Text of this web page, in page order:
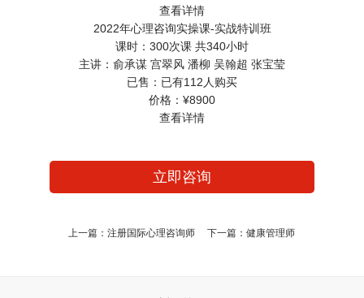
查看详情
2022年心理咨询实操课-实战特训班
课时： 300次课 共340小时
主讲： 俞承谋 宫翠风 潘柳 吴翰超 张宝莹
已售： 已有112人购买
价格： ¥8900
查看详情
立即咨询
上一篇：注册国际心理咨询师 下一篇：健康管理师